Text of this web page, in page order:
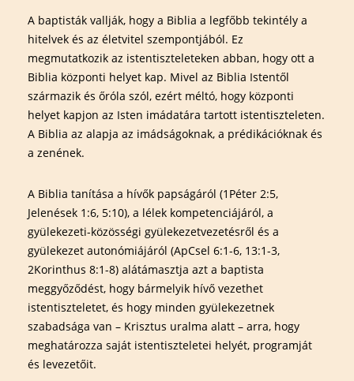
A baptisták vallják, hogy a Biblia a legfőbb tekintély a
hitelvek és az életvitel szempontjából. Ez
megmutatkozik az istentiszteleteken abban, hogy ott a
Biblia központi helyet kap. Mivel az Biblia Istentől
származik és őróla szól, ezért méltó, hogy központi
helyet kapjon az Isten imádatára tartott istentiszteleten.
A Biblia az alapja az imádságoknak, a prédikációknak és
a zenének.
A Biblia tanítása a hívők papságáról (1Péter 2:5,
Jelenések 1:6, 5:10), a lélek kompetenciájáról, a
gyülekezeti-közösségi gyülekezetvezetésről és a
gyülekezet autonómiájáról (ApCsel 6:1-6, 13:1-3,
2Korinthus 8:1-8) alátámasztja azt a baptista
meggyőződést, hogy bármelyik hívő vezethet
istentiszteletet, és hogy minden gyülekezetnek
szabadsága van – Krisztus uralma alatt – arra, hogy
meghatározza saját istentiszteletei helyét, programját
és levezetőit.